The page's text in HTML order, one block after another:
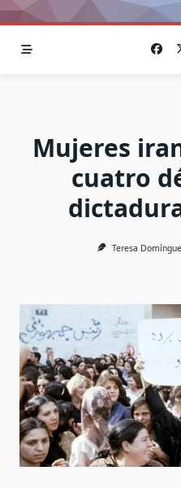
Mujeres
cuatro
Teresa